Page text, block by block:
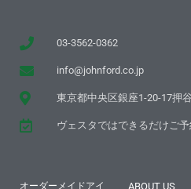
03-3562-0362
info@johnford.co.jp
東京都中央区銀座1-20-17押
ヴェスタではできるだけご
オーダーメイドアイ
ABOUT US